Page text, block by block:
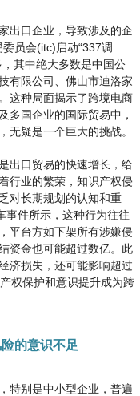
出口企业，导致涉及的企
员会(itc)启动“337调
其中绝大多数是中国公
有限公司、佛山市迪洛家
这种局面揭示了跨境电商
多国企业的国际贸易中，
无疑是一个巨大的挑战。
出口贸易的快速增长，给
行业的繁荣，知识产权侵
对长期规划的认知和重
事件所示，这种行为往往
平台方如下架所有涉嫌侵
资金也可能超过数亿。此
济损失，还可能影响超过
权保护和意识提升成为跨
的意识不足
特别是中小型企业，普遍